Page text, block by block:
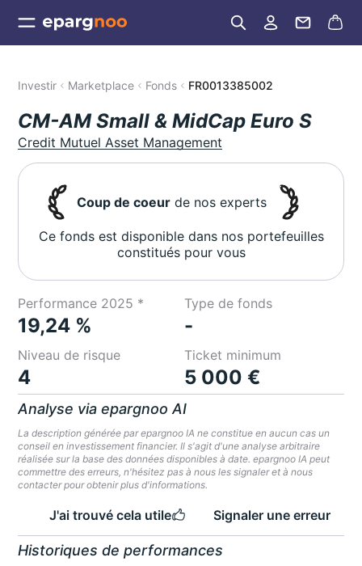
Investir Marketplace Fonds FR0013385002
CM-AM Small & MidCap Euro S
Credit Mutuel Asset Management
Coup de coeur de nos experts
Ce fonds est disponible dans nos portefeuilles
constitués pour vous
Performance 2025 *
19,24 %
Type de fonds
-
Niveau de risque
4
Ticket minimum
5 000 €
Analyse via epargnoo AI
La description générée par epargnoo IA ne constitue en aucun cas un
conseil en investissement financier. Il s'agit d'une analyse arbitraire
réalisée sur la base des données disponibles à date. epargnoo IA peut
commettre des erreurs, n'hésitez pas à nous les signaler et à nous
contacter pour obtenir plus d'informations.
J'ai trouvé cela utile Signaler une erreur
Historiques de performances